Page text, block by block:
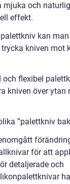
mjuka och
effekt.
kan
kniven mot
och flexibel
kniven över ytan
”palettkniv
för att
detaljerade och